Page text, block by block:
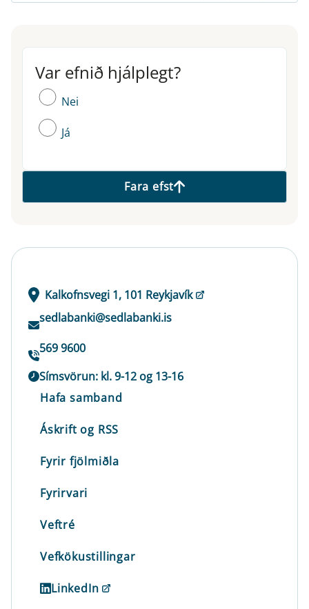
Var efnið hjálplegt?
Var efnið hjálplegt?
Nei
Já
Fara efst
Kalkofnsvegi 1, 101 Reykjavík
sedlabanki@sedlabanki.is
569 9600
Símsvörun: kl. 9-12 og 13-16
Hafa samband
Áskrift og RSS
Fyrir fjölmiðla
Fyrirvari
Veftré
Vefkökustillingar
LinkedIn